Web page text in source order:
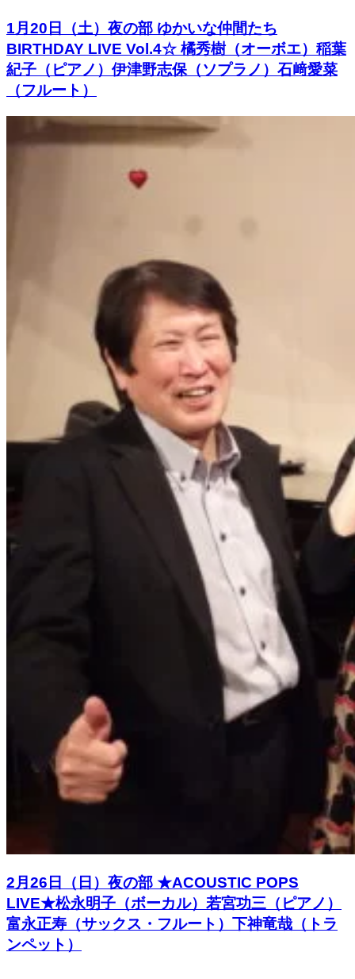
1月20日（土）夜の部 ゆかいな仲間たち
BIRTHDAY LIVE Vol.4☆ 橘秀樹（オーボエ）稲葉
紀子（ピアノ）伊津野志保（ソプラノ）石﨑愛菜
（フルート）
2月26日（日）夜の部 ★ACOUSTIC POPS
LIVE★松永明子（ボーカル）若宮功三（ピアノ）
富永正寿（サックス・フルート）下神竜哉（トラ
ンペット）